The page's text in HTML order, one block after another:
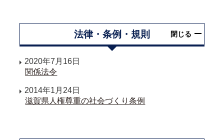
法律・条例・規則 閉じる
2020年7月16日
関係法令
2014年1月24日
滋賀県人権尊重の社会づくり条例